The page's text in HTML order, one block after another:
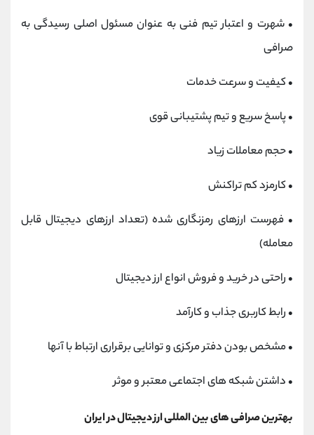
• شهرت و اعتبار تیم فنی به عنوان مسئول اصلی رسیدگی به
صرافی
•کیفیت و سرعت خدمات
•پاسخ سریع و تیم پشتیبانی قوی
•حجم معاملات زیاد
•کارمزد کم تراکنش
• فهرست ارزهای رمزنگاری شده (تعداد ارزهای دیجیتال قابل
معامله)
•راحتی در خرید و فروش انواع ارز دیجیتال
•رابط کاربری جذاب و کارآمد
•مشخص بودن دفتر مرکزی و توانایی برقراری ارتباط با آنها
•داشتن شبکه های اجتماعی معتبر و موثر
بهترین صرافی های بین المللی ارز دیجیتال در ایران